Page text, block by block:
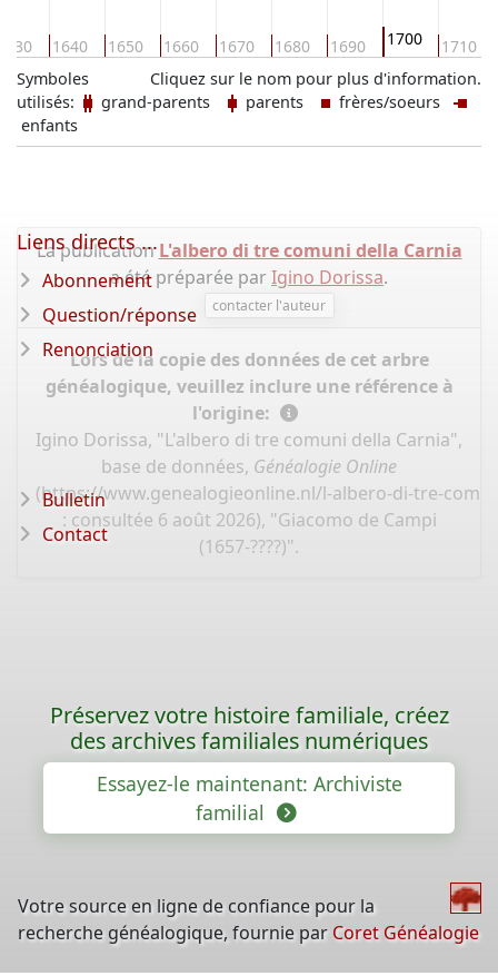
1640 1650 1660 1670 1680 1690 1700 1710
Cliquez sur le nom pour plus d'information.
Symboles
utilisés:
grand-parents parents
frères/soeurs
enfants
La publicationL'albero di tre comuni della Carnia
a été préparée parIgino Dorissa.
contacter l'auteur
Lors de la copie des données de cet arbre
généalogique, veuillez inclure une référence à
l'origine:
Igino Dorissa, "L'albero di tre comuni della Carnia",
base de données, Généalogie Online
(https://www.genealogieonline.nl/l-albero-di-tre-
: consultée 6 août 2026), "Giacomo de Campi
(1657-????)".
Liens directs ...
Abonnement
Question/réponse
Renonciation
Bulletin
Contact
Préservez votre histoire familiale, créez
des archives familiales numériques
Essayez-le maintenant: Archiviste
familial
Votre source en ligne de confiance pour la
recherche généalogique, fournie par Coret Généalogie